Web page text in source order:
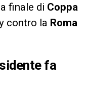
finale di Coppa
contro la Roma
fa